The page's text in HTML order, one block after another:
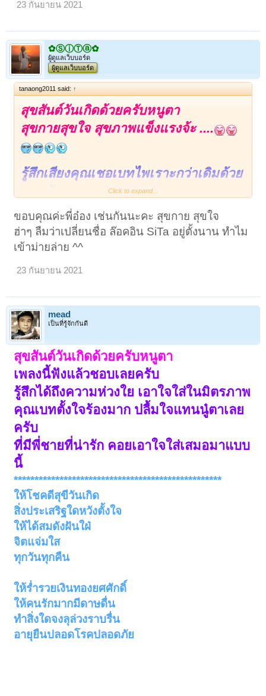
23 กันยายน 2021
✿ⓈⓘⓉⓐ✿
ผู้ดูแลเว็บบอร์ด
ผู้ดูแลเว็บบอร์ด
tanaong2011 said: ↑
สุขสันต์วันเกิดด้วยครับหนูตา
สุขกายสุขใจ สุขภาพแข็งแรงจ้ะ ....
รู้สึกเสียงคุณเชอเบทไพเราะกว่าเดิมด้วย
Click to expand...
ขอบคุณค่ะพี่อ๋อง เช่นกันนะคะ สุขกาย สุขใจ
ฮ่าๆ ลืมว่าเปลี่ยนชื่อ ล๊อคอิน SiTa อยู่ตั้งนาน ทำไม
เข้าม่ายล่าย ^^
23 กันยายน 2021
mead
เป็นที่รู้จักกันดี
สุขสันต์วันเกิดด้วยครับหนูตา
เพลงนี้ฟังแล้วชอบเลยครับ
รู้สึกได้ถึงความห่วงใย เอาใจใส่ในมิตรภาพ
คุณเบทตั้งใจร้องมาก ปลื้มใจแทนนู๋ตาเลย
ครับ
ที่มีพี่ชายที่น่ารัก คอยเอาใจใส่เสมอมาแบบ
นี้
**************************************************
ให้โชคดีสุขีวันเกิด
สิ่งประเสริฐใดหวังตั้งใจ
ให้ได้สมดังฝันใฝ่
จิตแจ่มใส
ทุกวันทุกคืน
ให้ร่ำรวยเงินทองยศศักดิ์
ให้คนรักมากมีดาษดื่น
ทำสิ่งใดจงลุล่วงราบรื่น
อายุยืนปลอดโรคปลอดภัย